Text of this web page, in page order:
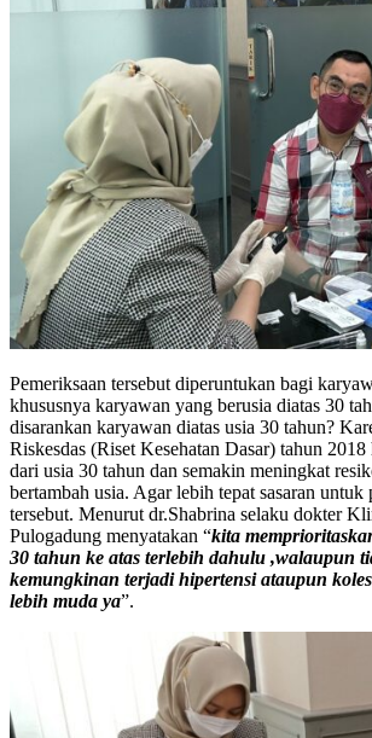
Pemeriksaan tersebut diperuntukan bagi
khususnya karyawan yang berusia diatas 30
disarankan karyawan diatas usia 30 tahun?
Riskesdas (Riset Kesehatan Dasar) tahun
dari usia 30 tahun dan semakin meningkat
bertambah usia. Agar lebih tepat sasaran untuk
tersebut. Menurut dr.Shabrina selaku dokter
Pulogadung menyatakan “kita
30 tahun ke atas terlebih dahulu ,walaupun
kemungkinan terjadi hipertensi ataupun
lebih muda ya”.